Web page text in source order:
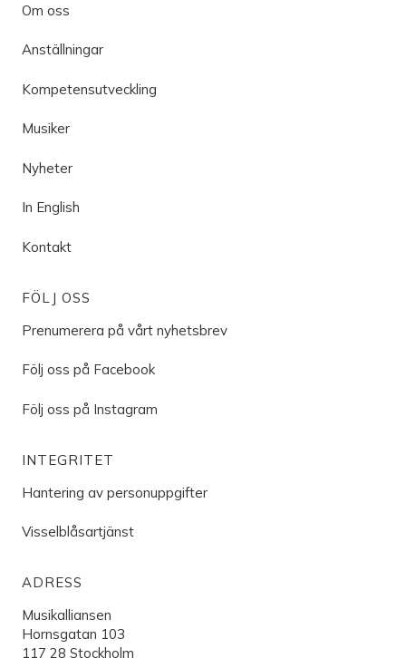
Om oss
Anställningar
Kompetensutveckling
Musiker
Nyheter
In English
Kontakt
FÖLJ OSS
Prenumerera på vårt nyhetsbrev
Följ oss på Facebook
Följ oss på Instagram
INTEGRITET
Hantering av personuppgifter
Visselblåsartjänst
ADRESS
Musikalliansen
Hornsgatan 103
117 28 Stockholm